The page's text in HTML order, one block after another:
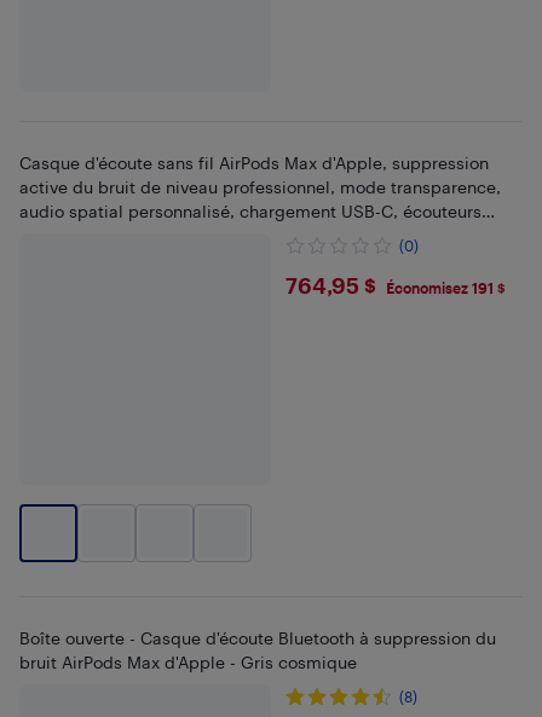
Casque d'écoute sans fil AirPods Max d'Apple, suppression
active du bruit de niveau professionnel, mode transparence,
audio spatial personnalisé, chargement USB-C, écouteurs
(0)
$764.95
764,95 $ Économisez 191 $
Boîte ouverte - Casque d'écoute Bluetooth à suppression du
bruit AirPods Max d'Apple - Gris cosmique
(8)